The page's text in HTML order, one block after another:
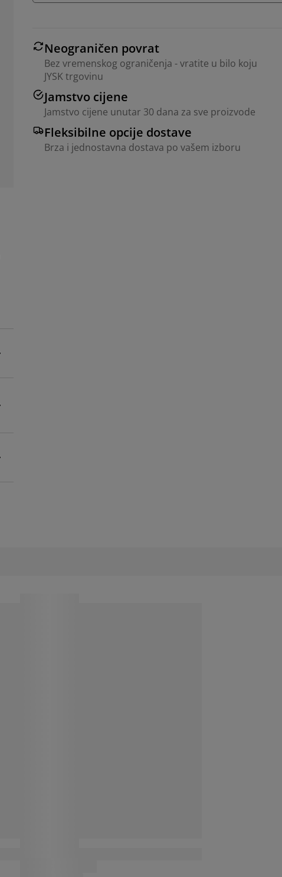
Neograničen povrat
Bez vremenskog ograničenja - vratite u bilo koju
JYSK trgovinu
Jamstvo cijene
Jamstvo cijene unutar 30 dana za sve proizvode
Fleksibilne opcije dostave
Brza i jednostavna dostava po vašem izboru